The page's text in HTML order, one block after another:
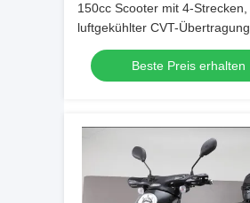
150cc Scooter mit 4-Strecken,
luftgekühlter CVT-Übertragung
Beste Preis erhalten